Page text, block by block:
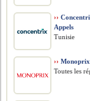
››
Appels
Tunisie
››
Toutes les